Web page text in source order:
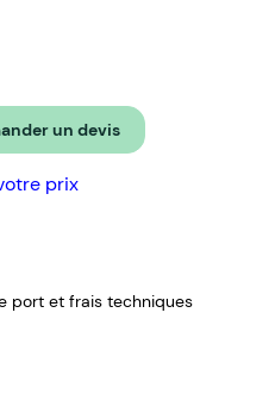
un devis
prix
port et frais techniques